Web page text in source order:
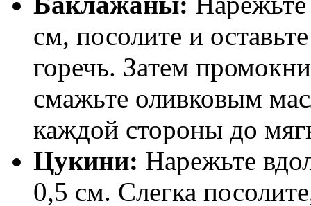
см, посолите и
горечь. Затем
смажьте оливковым
каждой стороны до
Цукини: Нарежьте
0,5 см. Слегка